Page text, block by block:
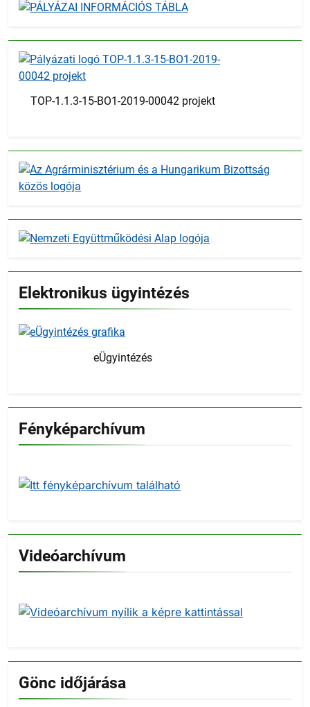
TOP-1.1.3-15-BO1-2019-00042 projekt
Elektronikus ügyintézés
eÜgyintézés
Fényképarchívum
Videóarchívum
Gönc időjárása